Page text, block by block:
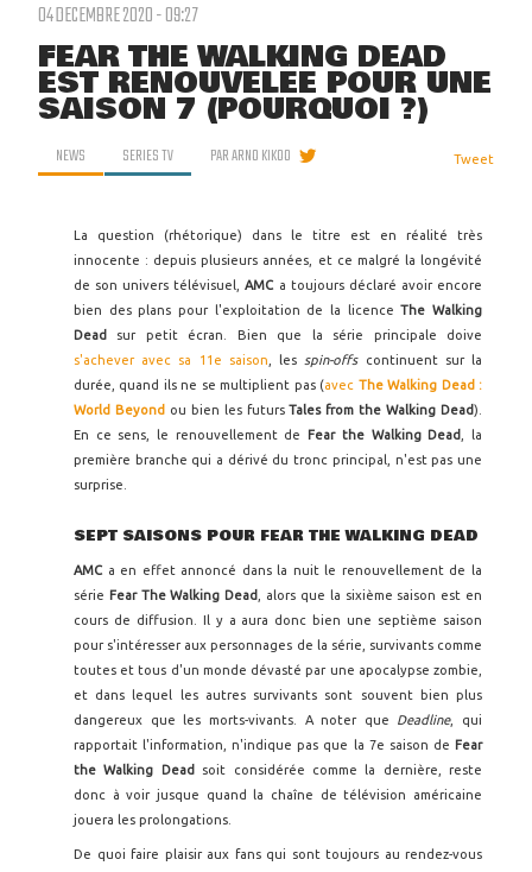
04 DECEMBRE 2020 - 09:27
FEAR THE WALKING DEAD
EST RENOUVELÉE POUR UNE
SAISON 7 (POURQUOI ?)
NEWS SERIES TV PARARNO KIKOO Tweet
La question (rhétorique) dans le titre est en réalité très
innocente : depuis plusieurs années, et ce malgré la longévité
de son univers télévisuel,AMC a toujours déclaré avoir encore
bien des plans pour l'exploitation de la licenceThe Walking
Dead sur petit écran. Bien que la série principale doive
s'achever avec sa 11e saison , les spin-offs continuent sur la
durée, quand ils ne se multiplient pas (avec The Walking Dead :
World Beyond ou bien les futursTales from the Walking Dead).
En ce sens, le renouvellement de Fear the Walking Dead
, la
première branche qui a dérivé du tronc principal, n'est pas une
surprise.
SEPT SAISONS POUR FEAR THE WALKING DEAD
AMC a en effet annoncé dans la nuit le renouvellement de la
série Fear The Walking Dead
, alors que la sixième saison est en
cours de diffusion. Il y a aura donc bien une septième saison
pour s'intéresser aux personnages de la série, survivants comme
toutes et tous d'un monde dévasté par une apocalypse zombie,
et dans lequel les autres survivants sont souvent bien plus
dangereux que les morts-vivants. A noter que Deadline, qui
rapportait l'information, n'indique pas que la 7e saison de Fear
the Walking Dead soit considérée comme la dernière, reste
donc à voir jusque quand la chaîne de télévision américaine
jouera les prolongations.
De quoi faire plaisir aux fans qui sont toujours au rendez-vous